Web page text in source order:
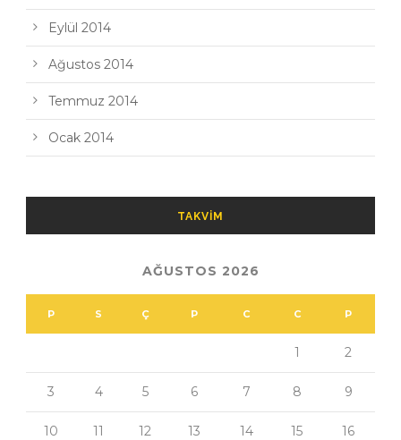
Eylül 2014
Ağustos 2014
Temmuz 2014
Ocak 2014
TAKVIM
AĞUSTOS 2026
P S Ç P C C P
1 2
3 4 5 6 7 8 9
10 11 12 13 14 15 16